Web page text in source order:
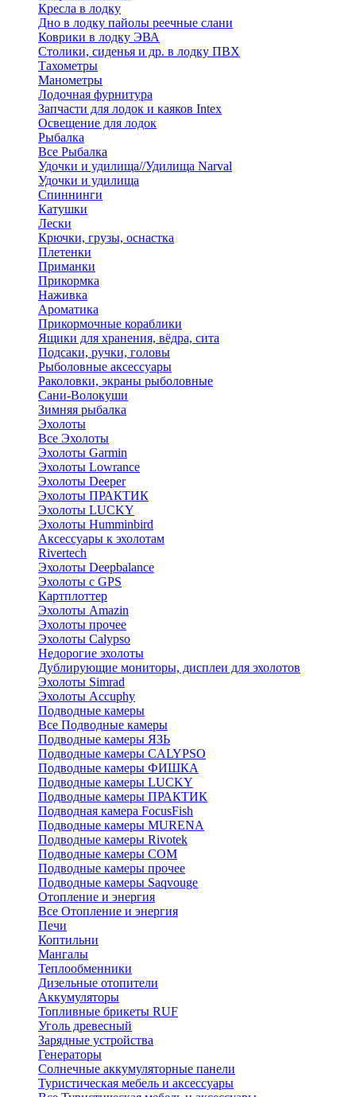
Кресла в лодку
Дно в лодку пайолы реечные слани
Коврики в лодку ЭВА
Столики, сиденья и др. в лодку ПВХ
Тахометры
Манометры
Лодочная фурнитура
Запчасти для лодок и каяков Intex
Освещение для лодок
Рыбалка
Все Рыбалка
Удочки и удилища//Удилища Narval
Удочки и удилища
Спиннинги
Катушки
Лески
Крючки, грузы, оснастка
Плетенки
Приманки
Прикормка
Наживка
Ароматика
Прикормочные кораблики
Ящики для хранения, вёдра, сита
Подсаки, ручки, головы
Рыболовные аксессуары
Раколовки, экраны рыболовные
Сани-Волокуши
Зимняя рыбалка
Эхолоты
Все Эхолоты
Эхолоты Garmin
Эхолоты Lowrance
Эхолоты Deeper
Эхолоты ПРАКТИК
Эхолоты LUCKY
Эхолоты Humminbird
Аксессуары к эхолотам
Rivertech
Эхолоты Deepbalance
Эхолоты с GPS
Картплоттер
Эхолоты Amazin
Эхолоты прочее
Эхолоты Calypso
Недорогие эхолоты
Дублирующие мониторы, дисплеи для эхолотов
Эхолоты Simrad
Эхолоты Accuphy
Подводные камеры
Все Подводные камеры
Подводные камеры ЯЗЬ
Подводные камеры CALYPSO
Подводные камеры ФИШКА
Подводные камеры LUCKY
Подводные камеры ПРАКТИК
Подводная камера FocusFish
Подводные камеры MURENA
Подводные камеры Rivotek
Подводные камеры СОМ
Подводные камеры прочее
Подводные камеры Saqvouge
Отопление и энергия
Все Отопление и энергия
Печи
Коптильни
Мангалы
Теплообменники
Дизельные отопители
Аккумуляторы
Топливные брикеты RUF
Уголь древесный
Зарядные устройства
Генераторы
Солнечные аккумуляторные панели
Туристическая мебель и аксессуары